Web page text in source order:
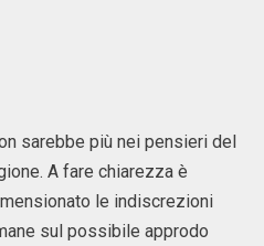
sarebbe più nei pensieri del
A fare chiarezza è
le indiscrezioni
sul possibile approdo